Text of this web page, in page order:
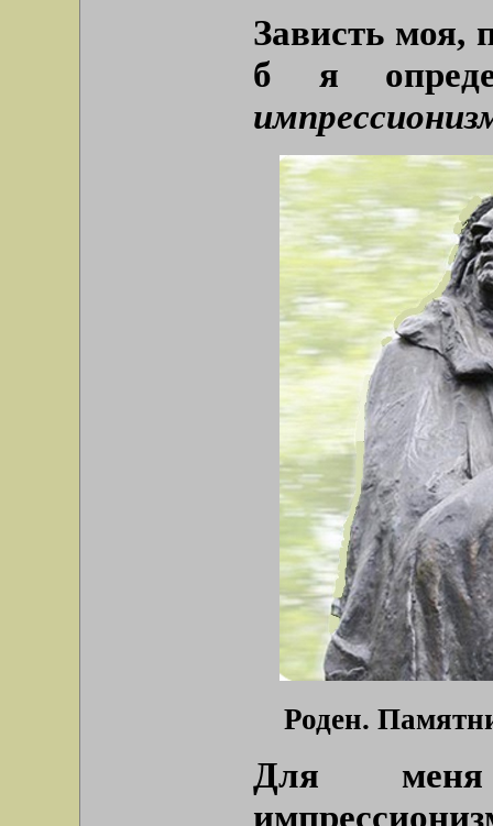
Зависть моя,
б я
Роден.
Для меня